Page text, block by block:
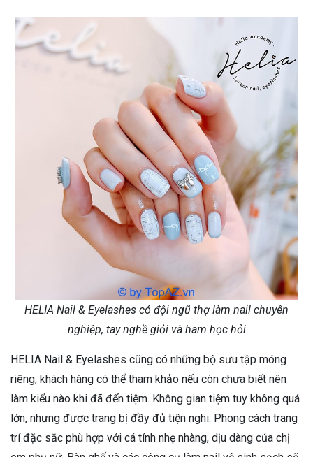
HELIA Nail & Eyelashes có đội ngũ thợ làm nail chuyên
nghiệp, tay nghề giỏi và ham học hỏi
HELIA Nail & Eyelashes cũng có những bộ sưu tập móng
riêng, khách hàng có thể tham khảo nếu còn chưa biết nên
làm kiểu nào khi đã đến tiệm. Không gian tiệm tuy không quá
lớn, nhưng được trang bị đầy đủ tiện nghi. Phong cách trang
trí đặc sắc phù hợp với cá tính nhẹ nhàng, dịu dàng của chị